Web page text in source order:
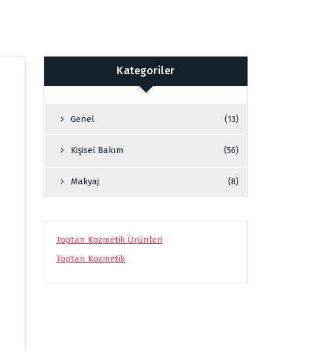
Kategoriler
Genel (13)
Kişisel Bakım (56)
Makyaj (8)
Toptan Kozmetik Ürünleri
Toptan Kozmetik